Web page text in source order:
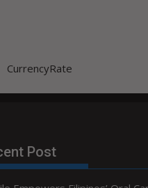
CurrencyRate
Post